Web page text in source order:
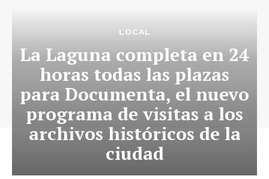
LOCAL
La Laguna completa en 24
horas todas las plazas
para Documenta, el nuevo
programa de visitas a los
archivos históricos de la
ciudad